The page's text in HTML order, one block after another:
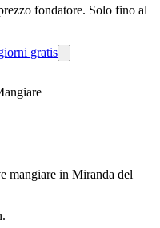
fondatore. Solo fino al
gratis
mangiare in Miranda del